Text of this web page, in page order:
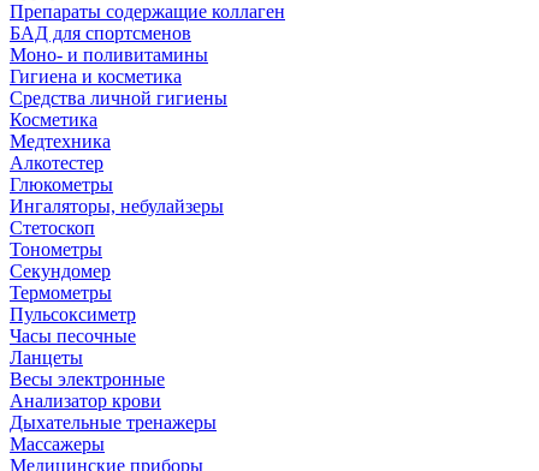
Препараты содержащие коллаген
БАД для спортсменов
Моно- и поливитамины
Гигиена и косметика
Средства личной гигиены
Косметика
Медтехника
Алкотестер
Глюкометры
Ингаляторы, небулайзеры
Стетоскоп
Тонометры
Секундомер
Термометры
Пульсоксиметр
Часы песочные
Ланцеты
Весы электронные
Анализатор крови
Дыхательные тренажеры
Массажеры
Медицинские приборы